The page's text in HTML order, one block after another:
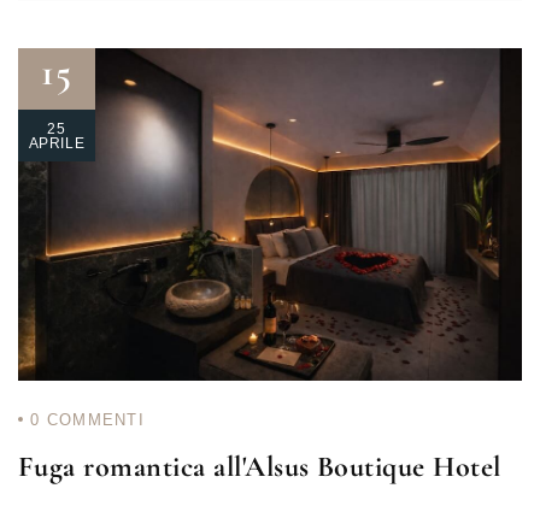
15
25
APRILE
0 COMMENTI
Fuga romantica all'Alsus Boutique Hotel